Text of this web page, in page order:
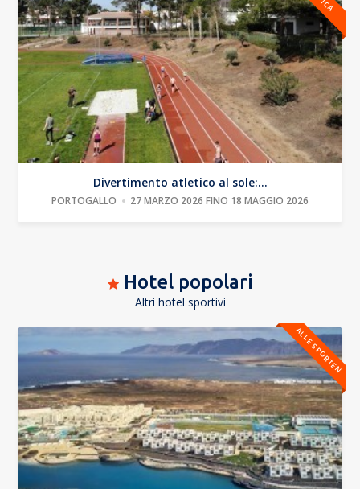
Divertimento atletico al sole:...
PORTOGALLO 27 MARZO 2026 FINO 18 MAGGIO 2026
Hotel popolari
Altri hotel sportivi
ALLE SPORTEN